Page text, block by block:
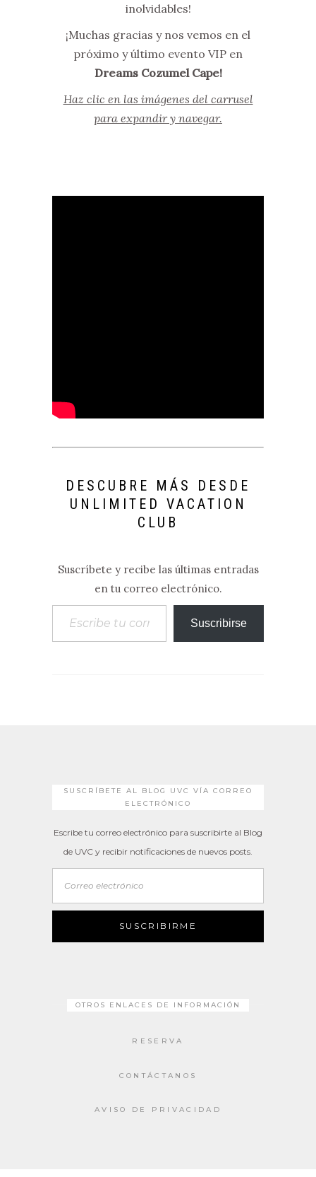
inolvidables!
¡Muchas gracias y nos vemos en el
próximo y último evento VIP en
Dreams Cozumel Cape!
Haz clic en las imágenes del carrusel
para expandir y navegar.
DESCUBRE MÁS DESDE
UNLIMITED VACATION
CLUB
Suscríbete y recibe las últimas entradas
en tu correo electrónico.
Escribe tu correo electrónico…
Suscribirse
SUSCRÍBETE AL BLOG UVC VÍA CORREO
ELECTRÓNICO
Escribe tu correo electrónico para suscribirte al Blog
de UVC y recibir notificaciones de nuevos posts.
SUSCRIBIRME
OTROS ENLACES DE INFORMACIÓN
RESERVA
CONTÁCTANOS
AVISO DE PRIVACIDAD